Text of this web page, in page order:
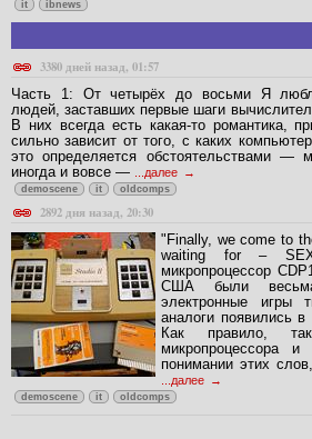
it ibnews
3380 дней назад, 01:57
Часть 1: От четырёх до восьми Я
людей, заставших первые шаги
В них всегда есть какая-то романтика,
сильно зависит от того, с каких
это определяется обстоятельствами —
иногда и вовсе — ...далее
demoscene it oldcomps
2892 дня назад, 20:30
"Finally, we come to
waiting for –
микропроцессор
США были
электронные
аналоги появились
Как правило,
микропроцессора
понимании этих
...далее
demoscene it oldcomps